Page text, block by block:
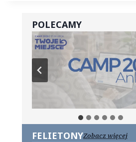
POLECAMY
FELIETONYZobacz więcej